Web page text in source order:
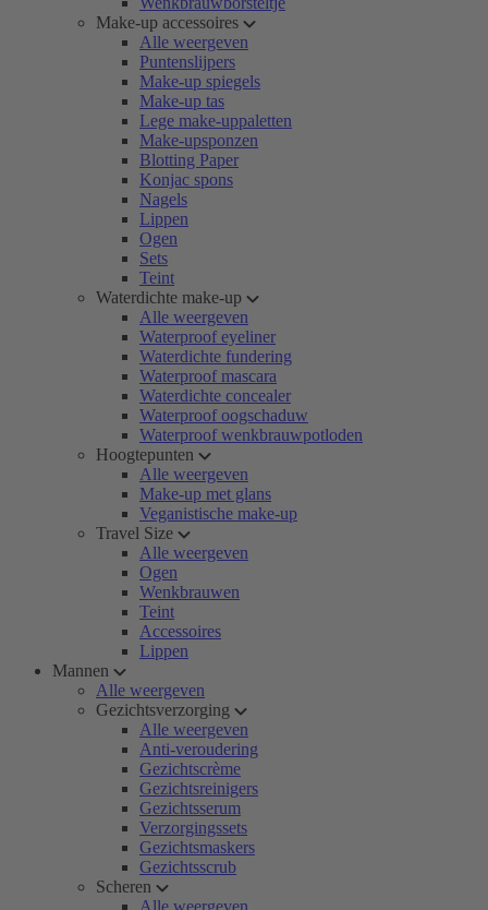
Make-up accessoires
Alle weergeven
Puntenslijpers
Make-up spiegels
Make-up tas
Lege make-uppaletten
Make-upsponzen
Blotting Paper
Konjac spons
Nagels
Lippen
Ogen
Sets
Teint
Waterdichte make-up
Alle weergeven
Waterproof eyeliner
Waterdichte fundering
Waterproof mascara
Waterdichte concealer
Waterproof oogschaduw
Waterproof wenkbrauwpotloden
Hoogtepunten
Alle weergeven
Make-up met glans
Veganistische make-up
Travel Size
Alle weergeven
Ogen
Wenkbrauwen
Teint
Accessoires
Lippen
Mannen
Alle weergeven
Gezichtsverzorging
Alle weergeven
Anti-veroudering
Gezichtscrème
Gezichtsreinigers
Gezichtsserum
Verzorgingssets
Gezichtsmaskers
Gezichtsscrub
Scheren
Alle weergeven